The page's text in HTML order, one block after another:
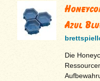
Azul
Die